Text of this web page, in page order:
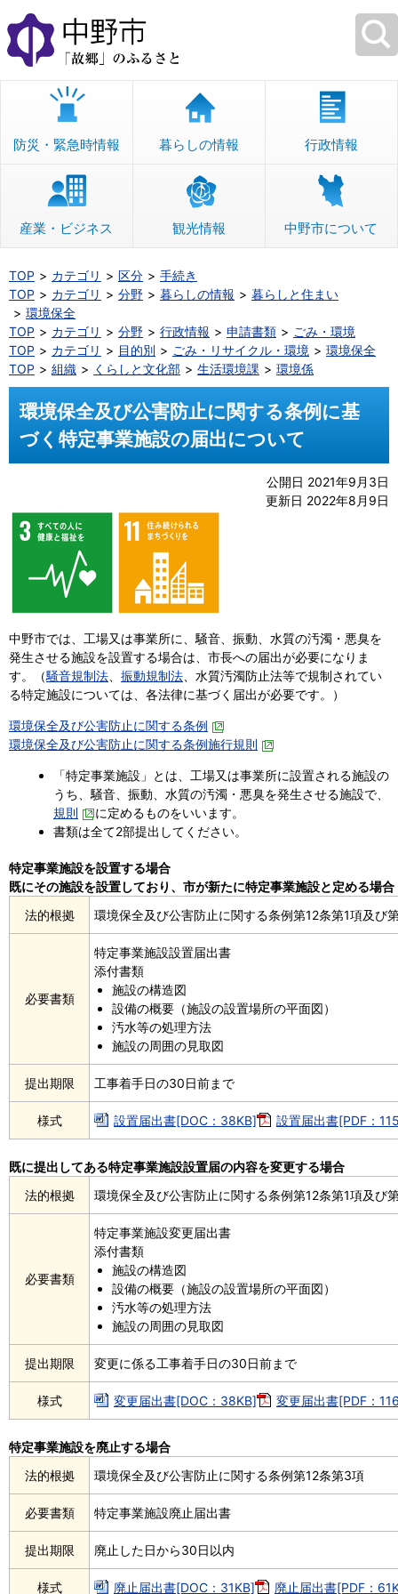
本
文
へ
移
防災・緊急時情報 暮らしの情報 行政情報
産業・ビジネス 観光情報 中野市について
TOP カテゴリ 区分
手続き
TOP
カテゴリ 分野 暮らしの情報
暮らしと住まい
環境保全
TOP
カテゴリ 分野 行政情報 申請書類
ごみ・環境
TOP
カテゴリ 目的別 ごみ・リサイクル・環境
環境保全
TOP
組織 くらしと文化部 生活環境課 環境係
環境保全及び公害防止に関する条例に基
づく特定事業施設の届出について
公開日 2021年9月3日
更新日 2022年8月9日
中野市では、工場又は事業所に、騒音、振動、水質の汚濁・悪臭を
発生させる施設を設置する場合は、市長への届出が必要になりま
す。（騒音規制法 振動規制法 、水質汚濁防止法等で規制されてい
る特定施設については、各法律に基づく届出が必要です。）
環境保全及び公害防止に関する条例
環境保全及び公害防止に関する条例施行規則
「特定事業施設」とは、工場又は事業所に設置される施設の
うち、騒音、振動、水質の汚濁・悪臭を発生させる施設で、
規則
に定めるものをいいます。
書類は全て2部提出してください。
特定事業施設を設置する場合
既にその施設を設置しており、市が新たに特定事業施設と定める場合
法的根拠
環境保全及び公害防止に関する条例第12条第1項及び
必要書類
特定事業施設設置届出書
添付書類
施設の構造図
設備の概要（施設の設置場所の平面図）
汚水等の処理方法
施設の周囲の見取図
提出期限 工事着手日の30日前まで
様式 設置届出書[DOC：38KB] 設置届出書[PDF：
既に提出してある特定事業施設設置届の内容を変更する場合
法的根拠
環境保全及び公害防止に関する条例第12条第1項及び
必要書類
特定事業施設変更届出書
添付書類
施設の構造図
設備の概要（施設の設置場所の平面図）
汚水等の処理方法
施設の周囲の見取図
提出期限 変更に係る工事着手日の30日前まで
様式 変更届出書[DOC：38KB] 変更届出書[PDF：
特定事業施設を廃止する場合
法的根拠
環境保全及び公害防止に関する条例第12条第3項
必要書類 特定事業施設廃止届出書
提出期限 廃止した日から30日以内
様式 廃止届出書[DOC：31KB] 廃止届出書[PDF：